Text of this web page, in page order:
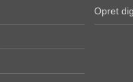
Opret